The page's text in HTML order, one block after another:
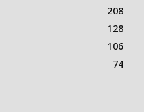
208
128
106
74